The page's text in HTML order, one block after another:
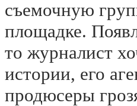
съемочную
площадке.
то журналист
истории, его
продюсеры